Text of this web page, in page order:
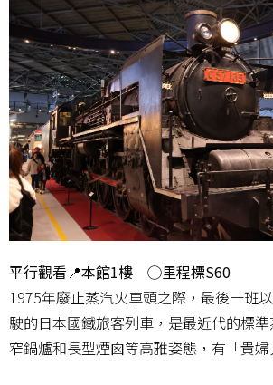
平行觀看📍本館1樓 ◯里程標S60
1975年廢止蒸汽火車頭之際，最後一班
駛的日本國鐵旅客列車，是最近代的標
窄鍋爐和長型煙囪等高雅姿態，有「貴婦